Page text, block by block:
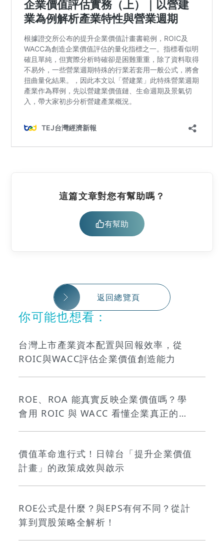
這篇文章對您有幫助嗎？
有幫助
返回總覽頁
你可能也想看：
台灣上市產業資本配置與回報效率，從
ROIC與WACC評估企業價值創造能力
ROE、ROA 能真實反映企業價值嗎？學
會用 ROIC 與 WACC 看懂企業真正的價
價值革命進行式！日韓台「提升企業價值
計畫」的政策成效與啟示
ROE公式是什麼？與EPS有何不同？從計
算到買股策略全解析！